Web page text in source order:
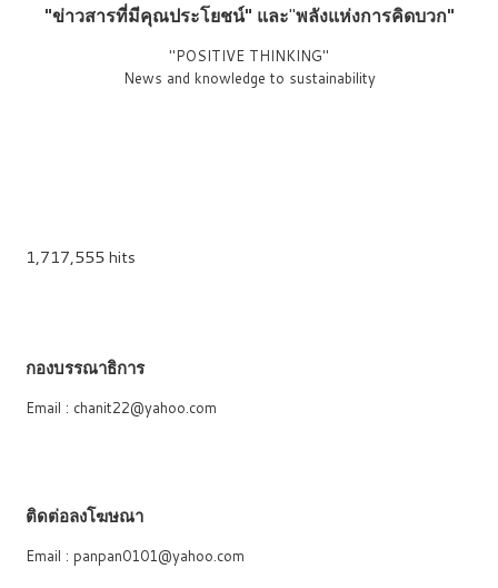
"ข่าวสารที่มีคุณประโยชน์" และ"พลังแห่งการคิดบวก"
"POSITIVE THINKING"
News and knowledge to sustainability
1,717,555 hits
กองบรรณาธิการ
Email : chanit22@yahoo.com
ติดต่อลงโฆษณา
Email : panpan0101@yahoo.com